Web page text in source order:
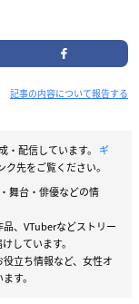
記事の内容について報告する
・配信しています。 ギ
先をご覧ください。
舞台・俳優などの情
、VTuberなどストリー
しています。
立ち情報など、女性オ
す。